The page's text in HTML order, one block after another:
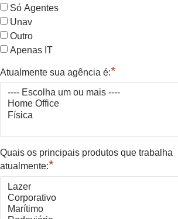
Só Agentes
Unav
Outro
Apenas IT
Atualmente sua agência é:*
Quais os principais produtos que trabalha
atualmente:*